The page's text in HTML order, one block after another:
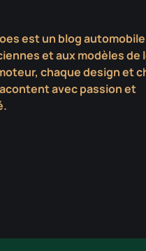
est un blog
et aux modèles de
chaque design et
avec passion et